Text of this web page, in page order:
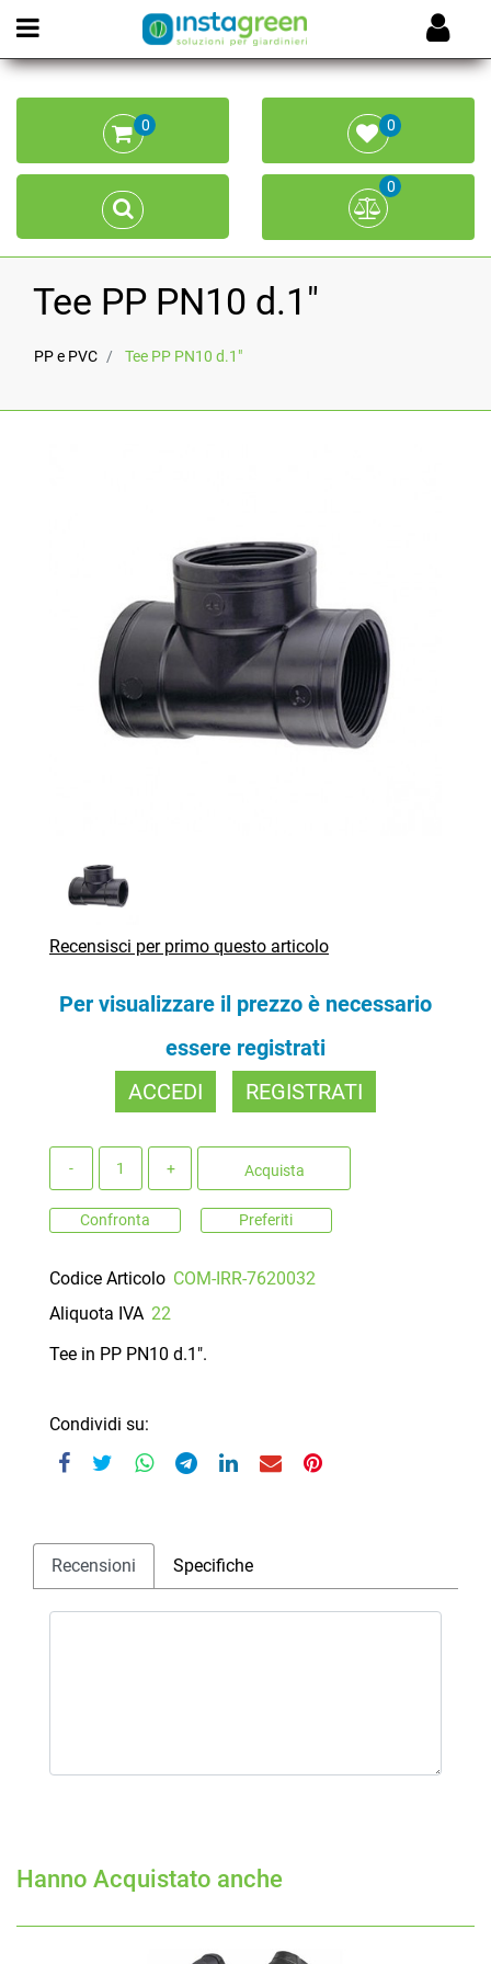
Open menu
0 0
0
Tee PP PN10 d.1"
PP e PVC Tee PP PN10 d.1"
Recensisci per primo questo articolo
Per visualizzare il prezzo è necessario
essere registrati
ACCEDI
REGISTRATI
Acquista
Confronta Preferiti
Codice Articolo COM-IRR-7620032
Aliquota IVA 22
Tee in PP PN10 d.1".
Condividi su:
Recensioni Specifiche
Hanno Acquistato anche